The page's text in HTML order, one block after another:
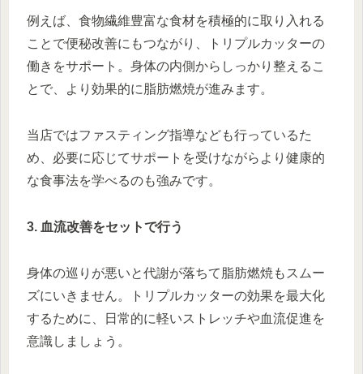
例えば、食物繊維豊富な食材を積極的に取り入れる
ことで便秘改善にもつながり、トリプルカッターの
働きをサポート。身体の内側からしっかり整えるこ
とで、より効果的に脂肪燃焼が進みます。
当店ではファスティング指導なども行っているた
め、必要に応じてサポートを受けながらより健康的
な食事法を学べるのも強みです。
3. 血流改善をセットで行う
身体の巡りが悪いと代謝が落ちて脂肪燃焼もスムー
ズにいきません。トリプルカッターの効果を最大化
するために、日常的に軽いストレッチや血流促進を
意識しましょう。